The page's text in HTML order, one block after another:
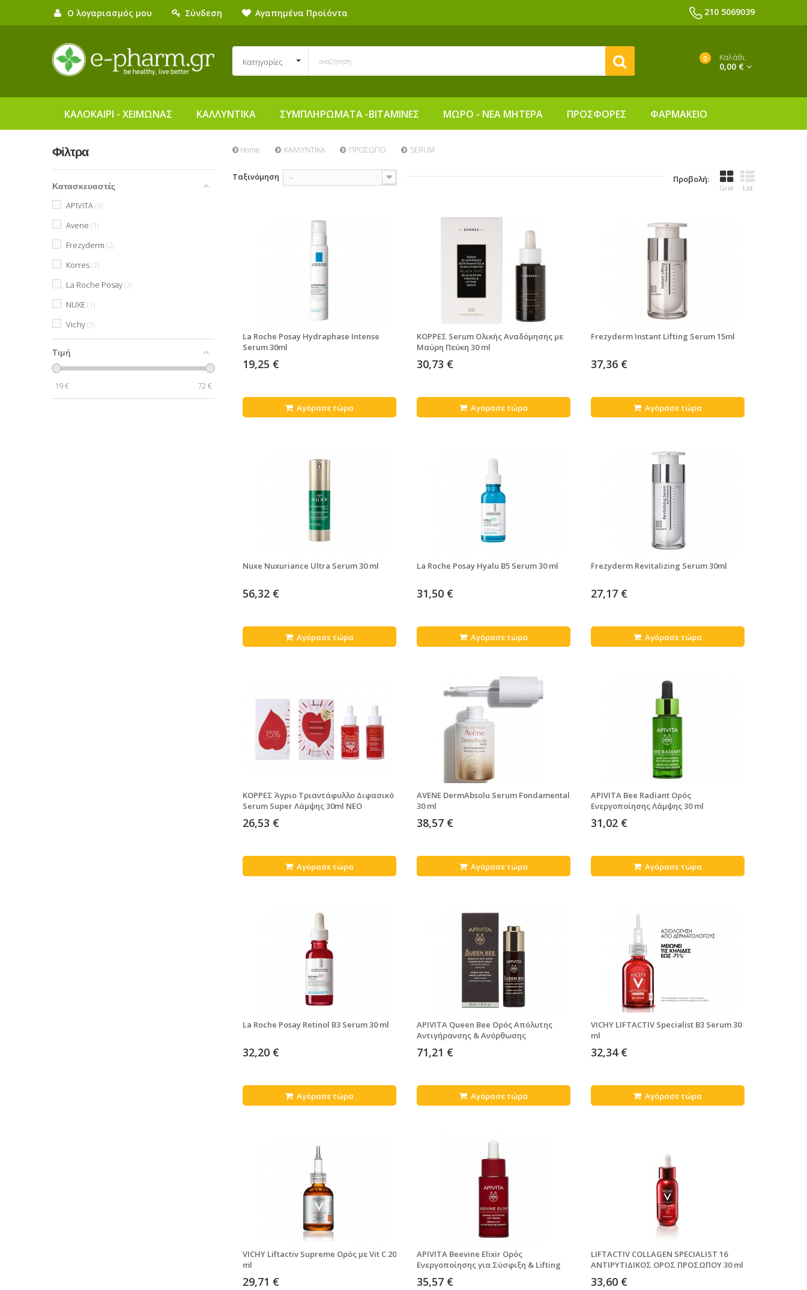
Ο λογαριασμός μου Σύνδεση Αγαπημένα Προϊόντα 210 5069039
Κατηγορίες 0 Καλάθι:
0,00 €
ΚΑΛΟΚΑΙΡΙ - ΧΕΙΜΩΝΑΣ ΚΑΛΛΥΝΤΙΚΑ ΣΥΜΠΛΗΡΩΜΑΤΑ -ΒΙΤΑΜΙΝΕΣ ΜΩΡΟ - ΝΕΑ ΜΗΤΕΡΑ ΠΡΟΣΦΟΡΕΣ ΦΑΡΜΑΚΕΙΟ
Φίλτρα
Κατασκευαστές
APIVITA 3
Avene 1
Frezyderm 2
Korres 2
La Roche Posay 3
NUXE 1
Vichy 3
Τιμή
19€ 72 €
Home ΚΑΛΛΥΝΤΙΚΑ ΠΡΟΣΩΠΟ SERUM
Προβολή:
Grid List
Ταξινόμηση --
La Roche Posay Hydraphase Intense
Serum 30ml
19,25 €
Αγόρασε τώρα
ΚΟΡΡΕΣ Serum Ολικής Αναδόμησης με
Μαύρη Πεύκη 30 ml
30,73 €
Αγόρασε τώρα
Frezyderm Instant Lifting Serum 15ml
37,36 €
Αγόρασε τώρα
Nuxe Nuxuriance Ultra Serum 30 ml
56,32 €
Αγόρασε τώρα
La Roche Posay Hyalu B5 Serum 30 ml
31,50 €
Αγόρασε τώρα
Frezyderm Revitalizing Serum 30ml
27,17 €
Αγόρασε τώρα
ΚΟΡΡΕΣ Άγριο Τριαντάφυλλο Διφασικό
Serum Super Λάμψης 30ml ΝΕΟ
26,53 €
Αγόρασε τώρα
AVENE DermAbsolu Serum Fondamental
30 ml
38,57 €
Αγόρασε τώρα
APIVITA Bee Radiant Ορός
Ενεργοποίησης Λάμψης 30 ml
31,02 €
Αγόρασε τώρα
La Roche Posay Retinol B3 Serum 30 ml
32,20 €
Αγόρασε τώρα
APIVITA Queen Bee Ορός Απόλυτης
Αντιγήρανσης & Ανόρθωσης
Περιγράμματος 30 ml
71,21 €
Αγόρασε τώρα
VICHY LIFTACTIV Specialist B3 Serum 30
ml
32,34 €
Αγόρασε τώρα
VICHY Liftactiv Supreme Ορός με Vit C 20
ml
29,71 €
APIVITA Beevine Elixir Ορός
Ενεργοποίησης για Σύσφιξη & Lifting
30 ml
35,57 €
LIFTACTIV COLLAGEN SPECIALIST 16
ΑΝΤΙΡΥΤΙΔΙΚΟΣ ΟΡΟΣ ΠΡΟΣΩΠΟΥ 30 ml
33,60 €